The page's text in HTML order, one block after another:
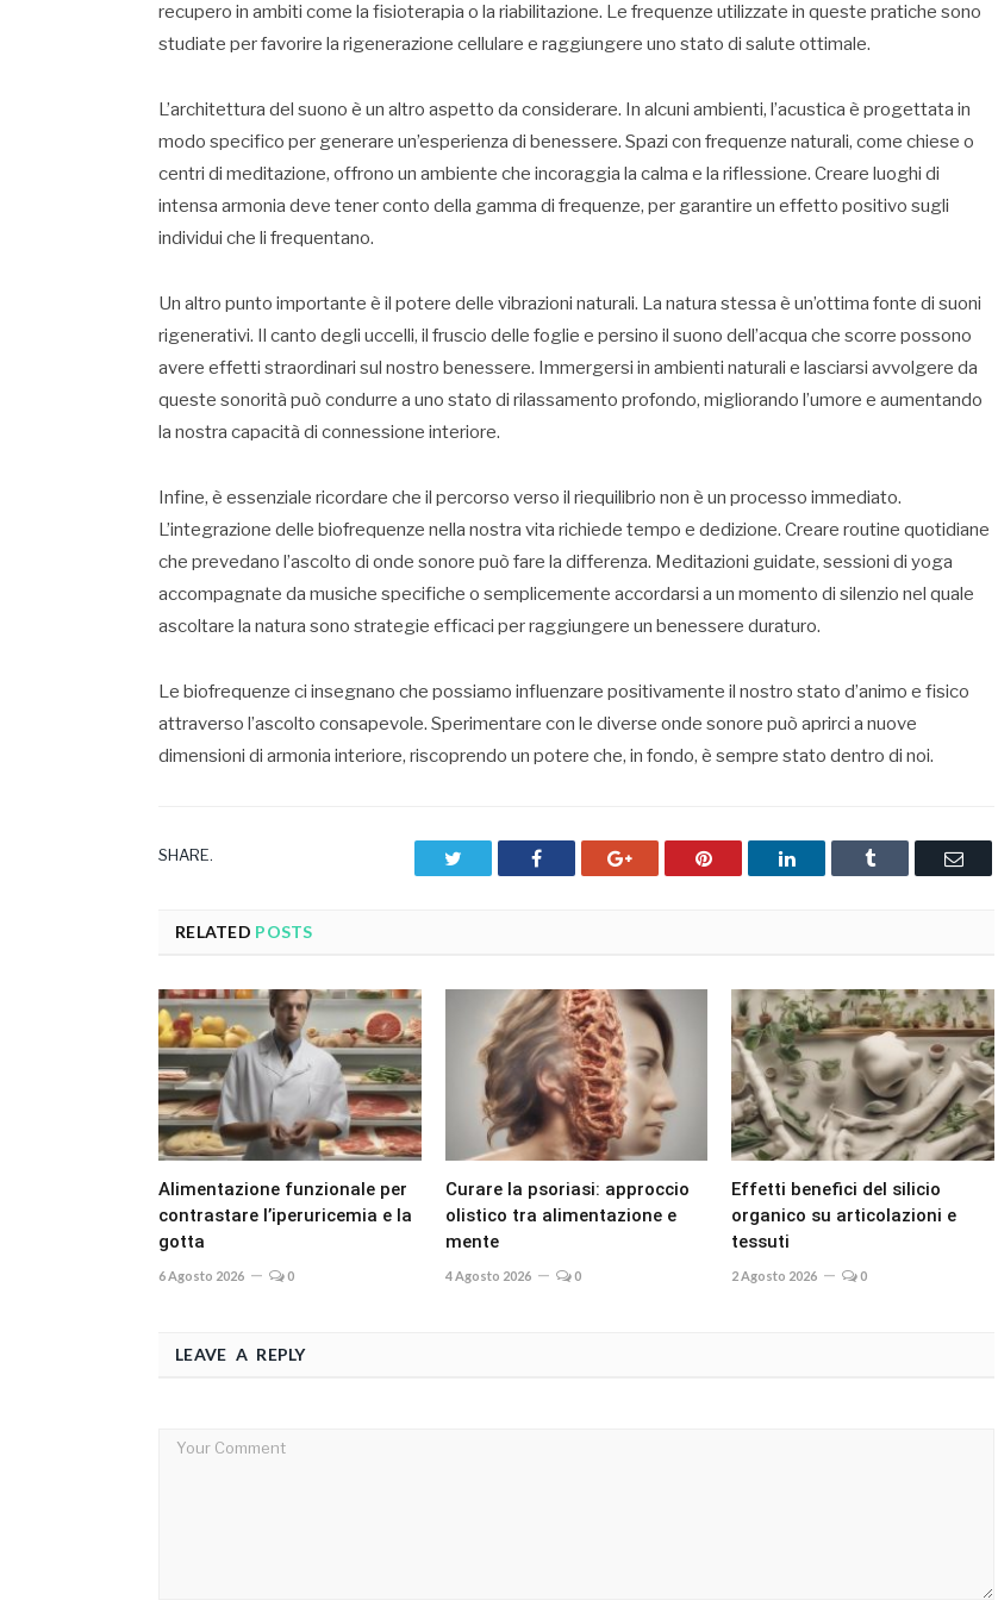
recupero in ambiti come la fisioterapia o la riabilitazione. Le frequenze utilizzate in queste pratiche sono
studiate per favorire la rigenerazione cellulare e raggiungere uno stato di salute ottimale.
L’architettura del suono è un altro aspetto da considerare. In alcuni ambienti, l’acustica è progettata in
modo specifico per generare un’esperienza di benessere. Spazi con frequenze naturali, come chiese o
centri di meditazione, offrono un ambiente che incoraggia la calma e la riflessione. Creare luoghi di
intensa armonia deve tener conto della gamma di frequenze, per garantire un effetto positivo sugli
individui che li frequentano.
Un altro punto importante è il potere delle vibrazioni naturali. La natura stessa è un’ottima fonte di suoni
rigenerativi. Il canto degli uccelli, il fruscio delle foglie e persino il suono dell’acqua che scorre possono
avere effetti straordinari sul nostro benessere. Immergersi in ambienti naturali e lasciarsi avvolgere da
queste sonorità può condurre a uno stato di rilassamento profondo, migliorando l’umore e aumentando
la nostra capacità di connessione interiore.
Infine, è essenziale ricordare che il percorso verso il riequilibrio non è un processo immediato.
L’integrazione delle biofrequenze nella nostra vita richiede tempo e dedizione. Creare routine quotidiane
che prevedano l’ascolto di onde sonore può fare la differenza. Meditazioni guidate, sessioni di yoga
accompagnate da musiche specifiche o semplicemente accordarsi a un momento di silenzio nel quale
ascoltare la natura sono strategie efficaci per raggiungere un benessere duraturo.
Le biofrequenze ci insegnano che possiamo influenzare positivamente il nostro stato d’animo e fisico
attraverso l’ascolto consapevole. Sperimentare con le diverse onde sonore può aprirci a nuove
dimensioni di armonia interiore, riscoprendo un potere che, in fondo, è sempre stato dentro di noi.
SHARE. Facebook Google+ Pinterest LinkedIn Tumblr Email
RELATED POSTS
Alimentazione funzionale per
contrastare l’iperuricemia e la
gotta
6 Agosto 2026 0
Curare la psoriasi: approccio
olistico tra alimentazione e
mente
4 Agosto 2026 0
Effetti benefici del silicio
organico su articolazioni e
tessuti
2 Agosto 2026 0
LEAVE A REPLY